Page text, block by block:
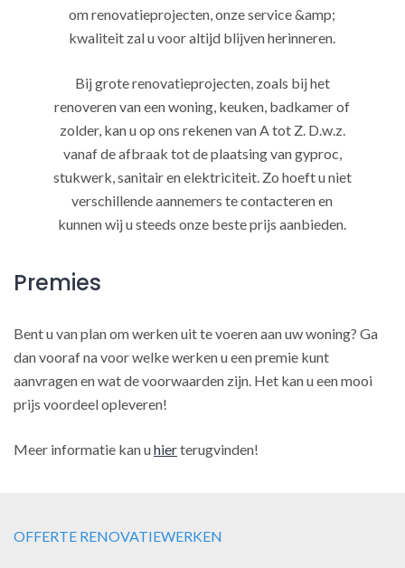
om renovatieprojecten, onze service &amp;
kwaliteit zal u voor altijd blijven herinneren.
Bij grote renovatieprojecten, zoals bij het
renoveren van een woning, keuken, badkamer of
zolder, kan u op ons rekenen van A tot Z. D.w.z.
vanaf de afbraak tot de plaatsing van gyproc,
stukwerk, sanitair en elektriciteit. Zo hoeft u niet
verschillende aannemers te contacteren en
kunnen wij u steeds onze beste prijs aanbieden.
Premies
Bent u van plan om werken uit te voeren aan uw woning? Ga
dan vooraf na voor welke werken u een premie kunt
aanvragen en wat de voorwaarden zijn. Het kan u een mooi
prijs voordeel opleveren!
Meer informatie kan uhierterugvinden!
OFFERTE RENOVATIEWERKEN